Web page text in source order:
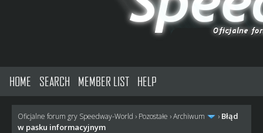
HOME SEARCH MEMBER LIST HELP
Oficjalne forum gry Speedway-World › Pozostałe ›Archiwum › Błąd
w pasku informacyjnym